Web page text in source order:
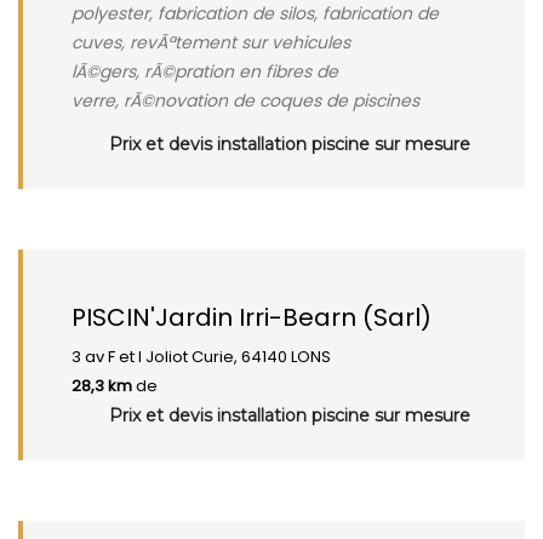
polyester, fabrication de silos, fabrication de
cuves, revÃªtement sur vehicules
lÃ©gers, rÃ©pration en fibres de
verre, rÃ©novation de coques de piscines
Prix et devis installation piscine sur mesure
PISCIN'Jardin Irri-Bearn (Sarl)
3 av F et I Joliot Curie, 64140 LONS
28,3 kmde
Prix et devis installation piscine sur mesure